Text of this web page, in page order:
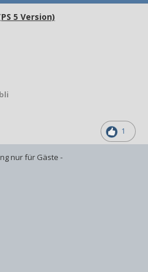
5 Version)
1
nur für Gäste -